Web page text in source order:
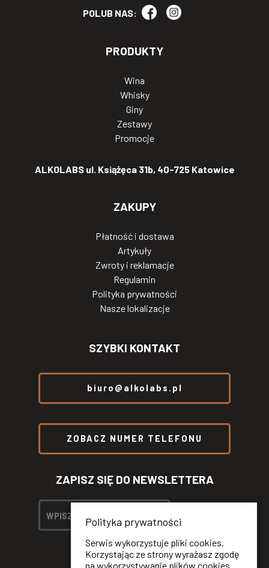
POLUB NAS:
PRODUKTY
Wina
Whisky
Giny
Zestawy
Promocje
ALKOLABS ul. Książęca 31b, 40-725 Katowice
ZAKUPY
Płatność i dostawa
Artykuły
Zwroty i reklamacje
Regulamin
Polityka prywatności
Nasze lokalizacje
SZYBKI KONTAKT
biuro@alkolabs.pl
ZOBACZ NUMER TELEFONU
ZAPISZ SIĘ DO NEWSLETTERA
Polityka prywatności
Serwis wykorzystuje pliki cookies.
Korzystając ze strony wyrażasz zgodę
na wykorzystywanie plików cookies.